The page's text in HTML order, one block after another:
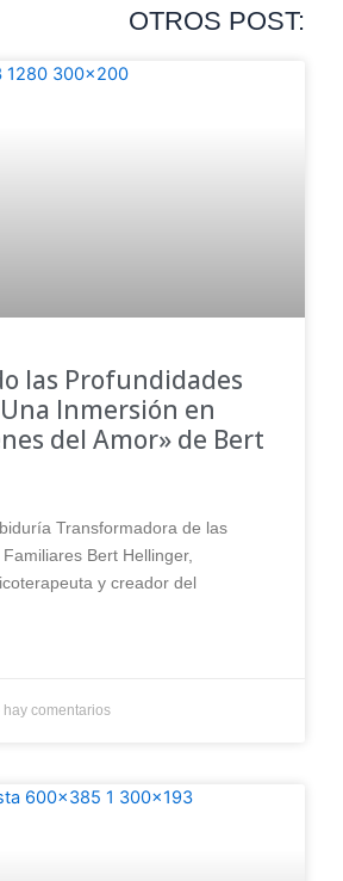
OTROS POST:
las Profundidades
Inmersión en
del Amor» de Bert
Transformadora de las
Bert Hellinger,
y creador del
hay comentarios